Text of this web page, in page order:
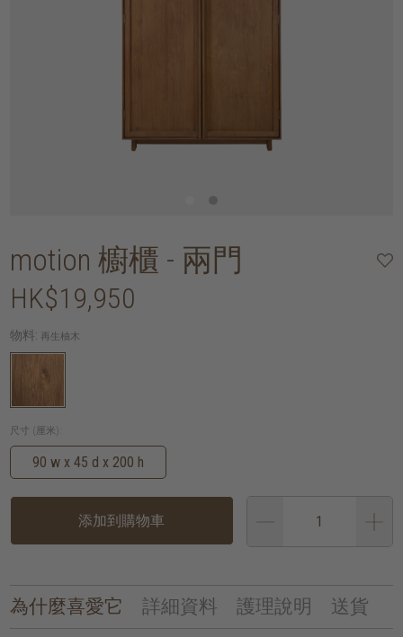
motion 櫥櫃 - 兩門
HK$19,950
物料: 再生柚木
尺寸 (厘米):
90 w x 45 d x 200 h
添加到購物車
為什麼喜愛它 詳細資料 護理說明 送貨